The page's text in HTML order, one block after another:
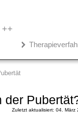
++
der
Zuletzt aktualisiert: 04. März